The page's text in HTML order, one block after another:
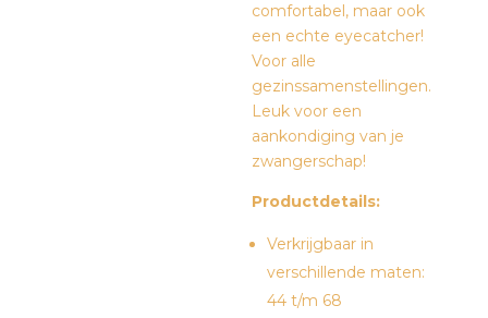
comfortabel, maar ook
een echte eyecatcher!
Voor alle
gezinssamenstellingen.
Leuk voor een
aankondiging van je
zwangerschap!
Productdetails:
Verkrijgbaar in
verschillende maten:
44 t/m 68